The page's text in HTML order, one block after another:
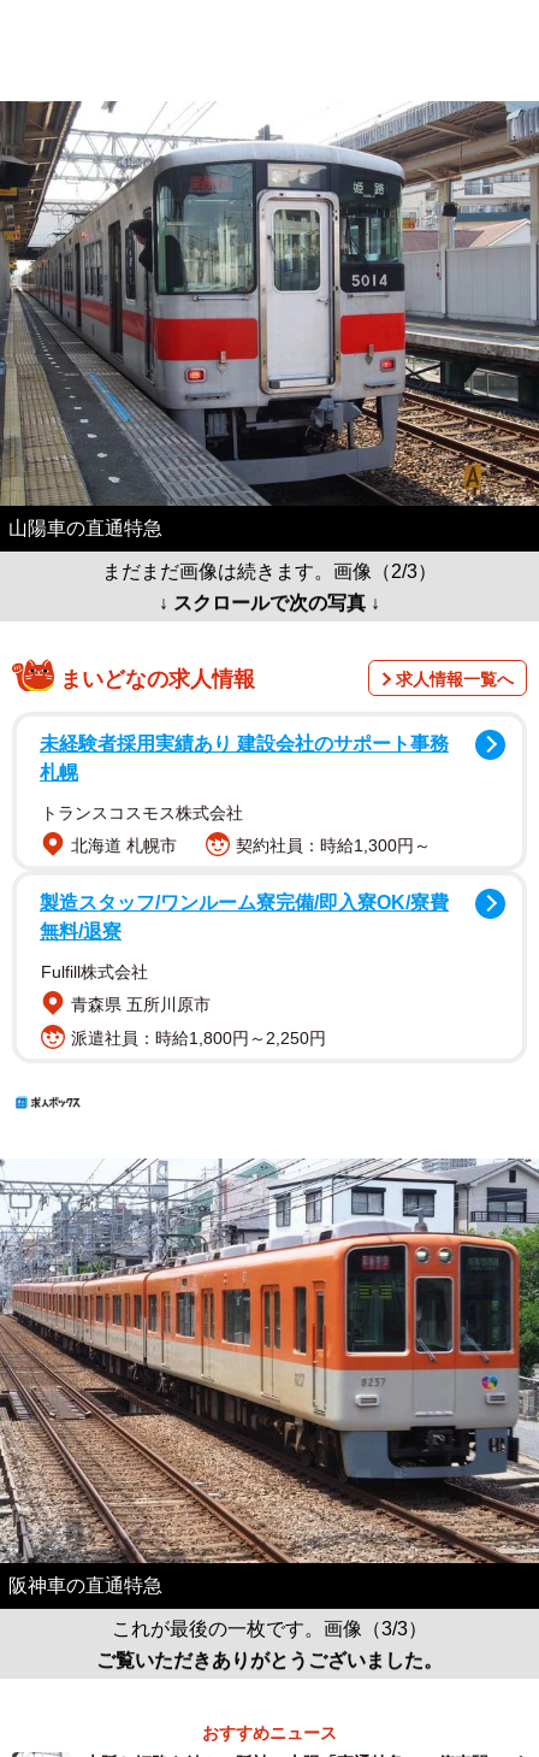
山陽車の直通特急
まだまだ画像は続きます。画像（2/3）
↓ スクロールで次の写真 ↓
まいどなの求人情報 求人情報一覧へ
未経験者採用実績あり 建設会社のサポート事務
札幌
トランスコスモス株式会社
北海道 札幌市
契約社員：時給1,300円～
製造スタッフ/ワンルーム寮完備/即入寮OK/寮費
無料/退寮
Fulfill株式会社
青森県 五所川原市
派遣社員：時給1,800円～2,250円
阪神車の直通特急
これが最後の一枚です。画像（3/3）
ご覧いただきありがとうございました。
おすすめニュース